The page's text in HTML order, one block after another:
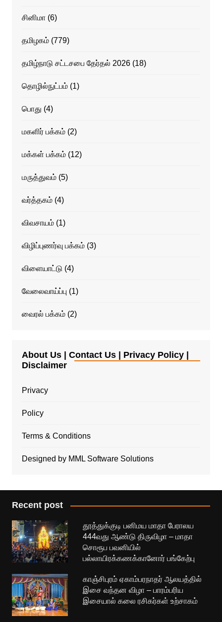
சினிமா(6)
தமிழகம்(779)
தமிழ்நாடு சட்டசபை தேர்தல் 2026(18)
தொழில்நுட்பம்(1)
பொது (4)
மகளிர் பக்கம்(2)
மக்கள் பக்கம்(12)
மருத்துவம்(5)
வர்த்தகம்(4)
விவசாயம்(1)
விழிப்புணர்வு பக்கம்(3)
விளையாட்டு (4)
வேலைவாய்ப்பு (1)
வைரல் பக்கம்(2)
About Us | Contact Us | Privacy Policy |
Disclaimer
Privacy
Policy
Terms & Conditions
Designed by MML Software Solutions
Recent post
தூத்துக்குடி பனிமய மாதா பேராலய
444வது ஆண்டு திருவிழா – மாதா
சொரூப பவனியில்
பல்லாயிரக்கணக்கானோர் பங்கேற்பு
காஞ்சிபுரம் ஏகாம்பரநாதர் ஆலயத்தில்
இசை வந்தன விழா – பாரம்பரிய
இசையால் கலை ரசிகர்கள் உற்சாகம்